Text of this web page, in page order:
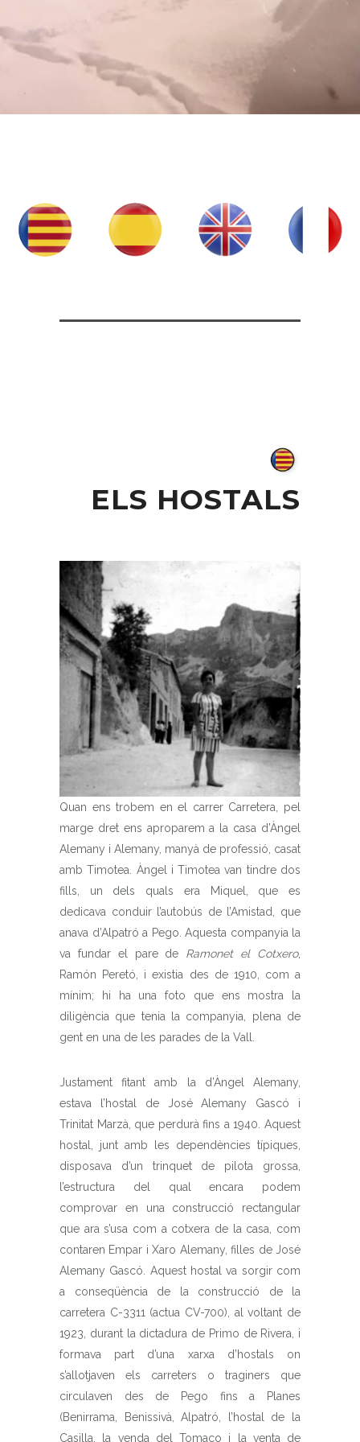
ELS HOSTALS
Quan ens trobem en el carrer Carretera, pel
marge dret ens aproparem a la casa d’Àngel
Alemany i Alemany, manyà de professió, casat
amb Timotea. Àngel i Timotea van tindre dos
fills, un dels quals era Miquel, que es
dedicava conduir l’autobús de l’Amistad, que
anava d’Alpatró a Pego. Aquesta companyia la
va fundar el pare de Ramonet el Cotxero,
Ramón Peretó, i existia des de 1910, com a
mínim; hi ha una foto que ens mostra la
diligència que tenia la companyia, plena de
gent en una de les parades de la Vall.
Justament fitant amb la d’Àngel Alemany,
estava l’hostal de José Alemany Gascó i
Trinitat Marzà, que perdurà fins a 1940. Aquest
hostal, junt amb les dependències típiques,
disposava d’un trinquet de pilota grossa,
l’estructura del qual encara podem
comprovar en una construcció rectangular
que ara s’usa com a cotxera de la casa, com
contaren Empar i Xaro Alemany, filles de José
Alemany Gascó. Aquest hostal va sorgir com
a conseqüència de la construcció de la
carretera C-3311 (actua CV-700), al voltant de
1923, durant la dictadura de Primo de Rivera, i
formava part d’una xarxa d’hostals on
s’allotjaven els carreters o traginers que
circulaven des de Pego fins a Planes
(Benirrama, Benissivà, Alpatró, l’hostal de la
Casilla, la venda del Tomaco i la venta de